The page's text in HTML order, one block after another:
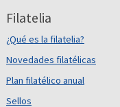
Filatelia
¿Qué es la filatelia?
Novedades filatélicas
Plan filatélico anual
Sellos